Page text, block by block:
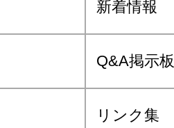
新着情報
Q&A掲示板
リンク集